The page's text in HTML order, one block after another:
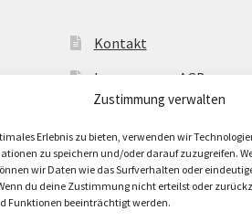
Zustimmung verwalten
Erlebnis zu bieten, verwenden wir
zu speichern und/oder darauf zuzugreifen.
wir Daten wie das Surfverhalten oder
du deine Zustimmung nicht erteilst oder
Funktionen beeinträchtigt werden.
Kontakt
Impressum + AGB
Cookie-Richtlinie (EU)